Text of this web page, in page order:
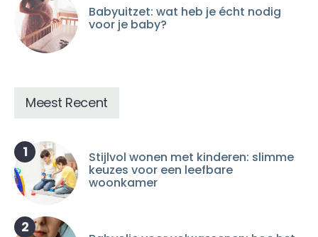
Babyuitzet: wat heb je écht nodig
voor je baby?
Meest Recent
1 Stijlvol wonen met kinderen: slimme
keuzes voor een leefbare
woonkamer
2